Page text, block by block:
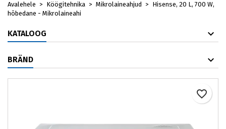
Avalehele Köögitehnika Mikrolaineahjud
Hisense, 20 L, 700 W,
hõbedane - Mikrolaineahi
KATALOOG
BRÄND
favorite_border
Loobu Loo soovinimekiri